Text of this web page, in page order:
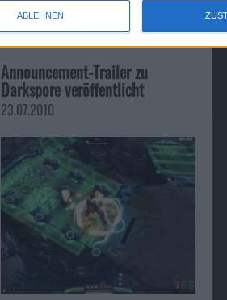
ABLEHNEN
Announcement-Trailer zu
Darkspore veröffentlicht
23.07.2010